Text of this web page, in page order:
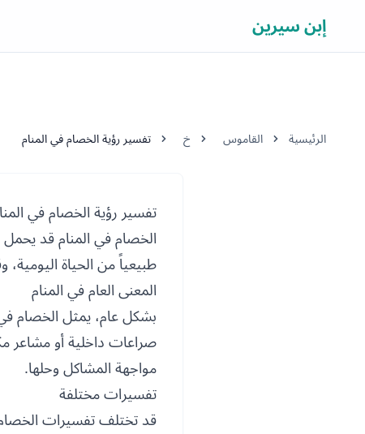
إبن سيرين
الرئيسية القاموس خ تفسير رؤية الخصام في المنام
تفسير رؤية الخصام في
الخصام في المنام قد يحمل
طبيعياً من الحياة
المعنى العام في المنام
بشكل عام، يمثل الخصام في
صراعات داخلية أو مشاعر
مواجهة المشاكل وحلها.
تفسيرات مختلفة
قد تختلف تفسيرات